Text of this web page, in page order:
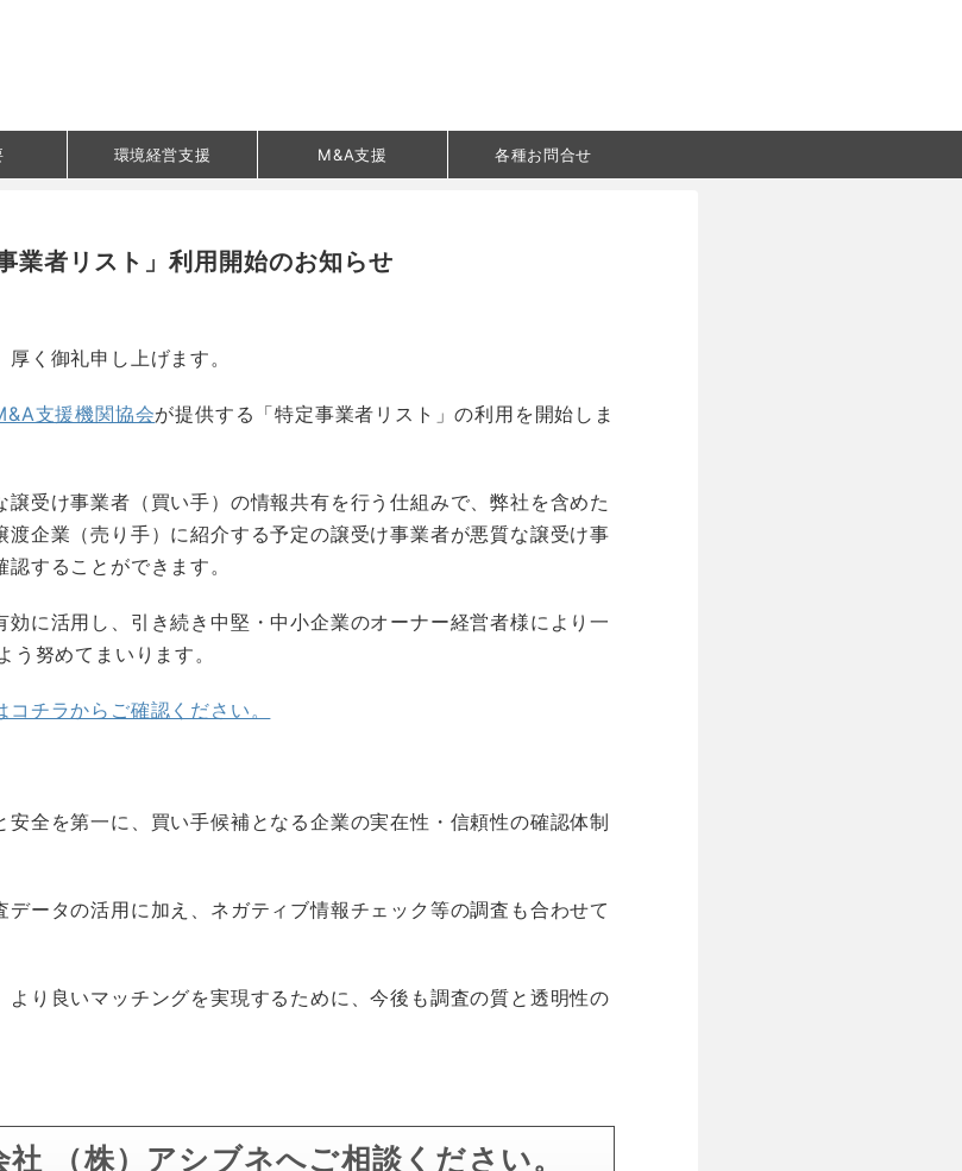
環境経営支援 M&A支援 各種お問合せ
業者リスト」利用開始のお知らせ
く御礼申し上げます。
支援機関協会が提供する「特定事業者リスト」の利用を開始しま
譲受け事業者（買い手）の情報共有を行う仕組みで、弊社を含めた
企業（売り手）に紹介する予定の譲受け事業者が悪質な譲受け事
することができます。
に活用し、引き続き中堅・中小企業のオーナー経営者様により一
努めてまいります。
チラからご確認ください。
全を第一に、買い手候補となる企業の実在性・信頼性の確認体制
ータの活用に加え、ネガティブ情報チェック等の調査も合わせて
り良いマッチングを実現するために、今後も調査の質と透明性の
（株）アシブネへご相談ください。